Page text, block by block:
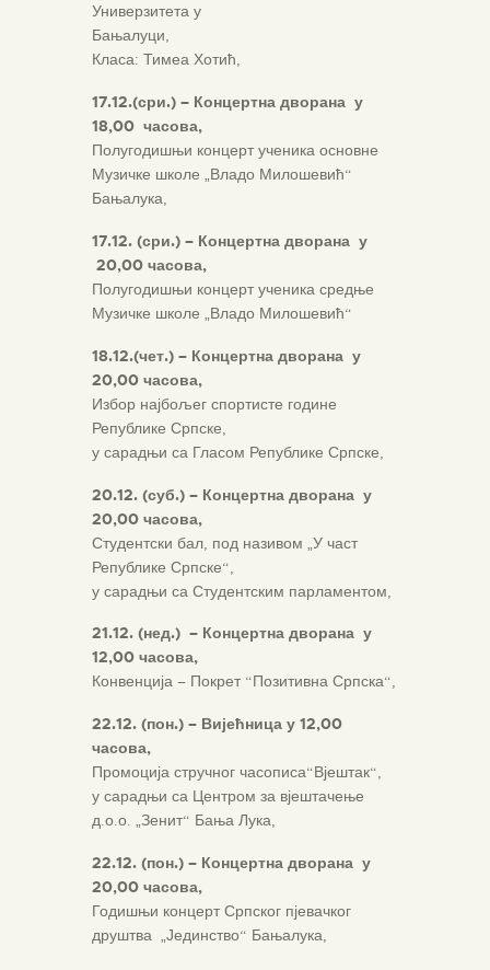
Универзитета у
Бањалуци,
Класа: Тимеа Хотић,
17.12.(сри.) – Концертна дворана у
18,00 часова,
Полугодишњи концерт ученика основне
Музичке школе „Владо Милошевић“
Бањалука,
17.12. (сри.) – Концертна дворана у
20,00 часова,
Полугодишњи концерт ученика средње
Музичке школе „Владо Милошевић“
18.12.(чет.) – Концертна дворана у
20,00 часова,
Избор најбољег спортисте године
Републике Српске,
у сарадњи са Гласом Републике Српске,
20.12. (суб.) – Концертна дворана у
20,00 часова,
Студентски бал, под називом „У част
Републике Српске“,
у сарадњи са Студентским парламентом,
21.12. (нед.) – Концертна дворана у
12,00 часова,
Конвенција – Покрет “Позитивна Српска“,
22.12. (пон.) – Вијећница у 12,00
часова,
Промоција стручног часописа“Вјештак“,
у сарадњи са Центром за вјештачење
д.о.о. „Зенит“ Бања Лука,
22.12. (пон.) – Концертна дворана у
20,00 часова,
Годишњи концерт Српског пјевачког
друштва „Јединство“ Бањалука,